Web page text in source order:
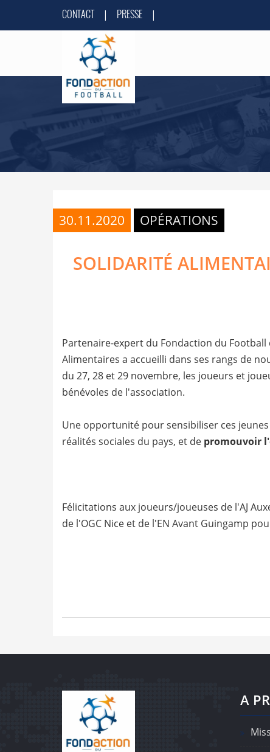
CONTACT | PRESSE |
30.11.2020 OPÉRATIONS
SOLIDARITÉ
Partenaire-expert du Fondaction du
Alimentaires a accueilli dans ses rangs de
du 27, 28 et 29 novembre, les joueurs et
bénévoles de l'association.
Une opportunité pour sensibiliser ces
réalités sociales du pays, et de promouvoir
Félicitations aux joueurs/joueuses de l'AJ
de l'OGC Nice et de l'EN Avant Guingamp
A